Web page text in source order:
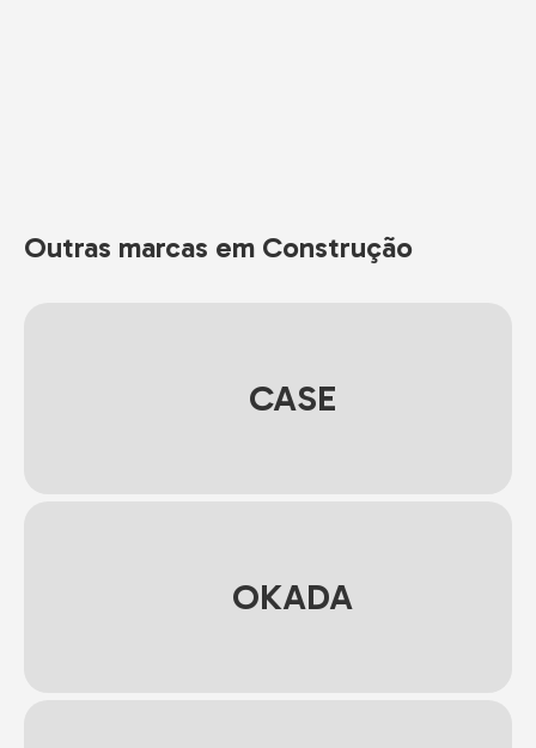
Outras marcas em Construção
CASE
OKADA